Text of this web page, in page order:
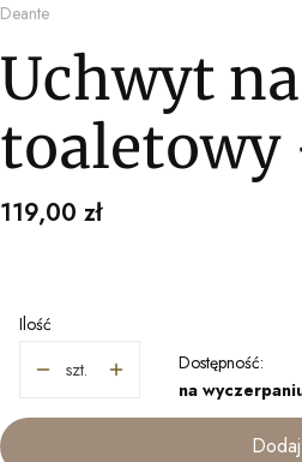
Deante
Uchwyt
toaletowy
Cena
119,00 zł
Ilość
szt.
Dostępność:
na